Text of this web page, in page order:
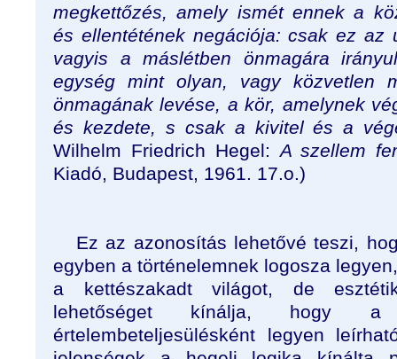
megkettőzés, amely ismét ennek a
és ellentétének negációja: csak ez az
vagyis a máslétben önmagára
egység mint olyan, vagy közvetlen
önmagának levése, a kör, amelynek
és kezdete, s csak a kivitel és a
Wilhelm Friedrich Hegel:A szellem
Kiadó, Budapest, 1961. 17.o.)
Ez az azonosítás lehetővé teszi,
egyben a történelemnek logosza
a kettészakadt világot, de
lehetőséget kínálja, hogy a
értelembeteljesülésként legyen